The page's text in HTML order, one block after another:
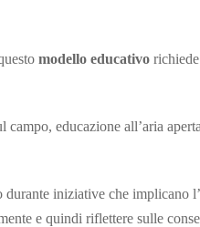
modello educativo
campo, educazione all’aria
iniziative che implicano
e quindi riflettere sulle